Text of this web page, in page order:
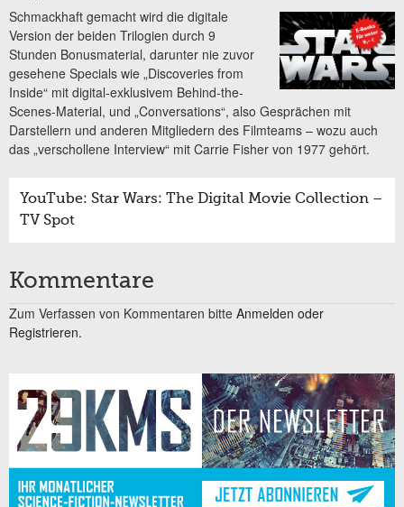
Schmackhaft gemacht wird die digitale
Version der beiden Trilogien durch 9
Stunden Bonusmaterial, darunter nie zuvor
gesehene Specials wie „Discoveries from
Inside“ mit digital-exklusivem Behind-the-
Scenes-Material, und „Conversations“, also Gesprächen mit
Darstellern und anderen Mitgliedern des Filmteams – wozu auch
das „verschollene Interview“ mit Carrie Fisher von 1977 gehört.
YouTube: Star Wars: The Digital Movie Collection –
TV Spot
Kommentare
Zum Verfassen von Kommentaren bitte Anmelden oder
Registrieren.